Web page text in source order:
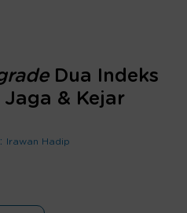
Dua Indeks
& Kejar
Irawan Hadip